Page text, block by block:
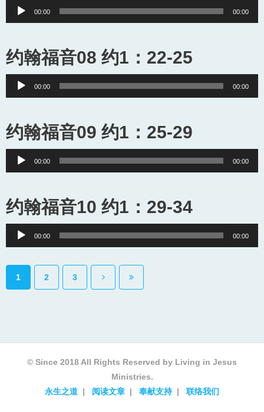
Audio
Player
00:00 00:00
约翰福音08 约1：22-25
Audio
Player
00:00 00:00
约翰福音09 约1：25-29
Audio
Player
00:00 00:00
约翰福音10 约1：29-34
Audio
Player
00:00 00:00
1 2 3
© Since 2018 All Rights Reserved by Living in Jesus
Ministries.
永生之道
阅读文章 奉献支持 联络我们